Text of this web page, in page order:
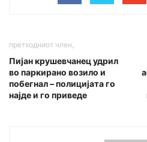
претходниот член,
Пијан крушевчанец удрил
во паркирано возило и
побегнал – полицијата го
најде и го приведе